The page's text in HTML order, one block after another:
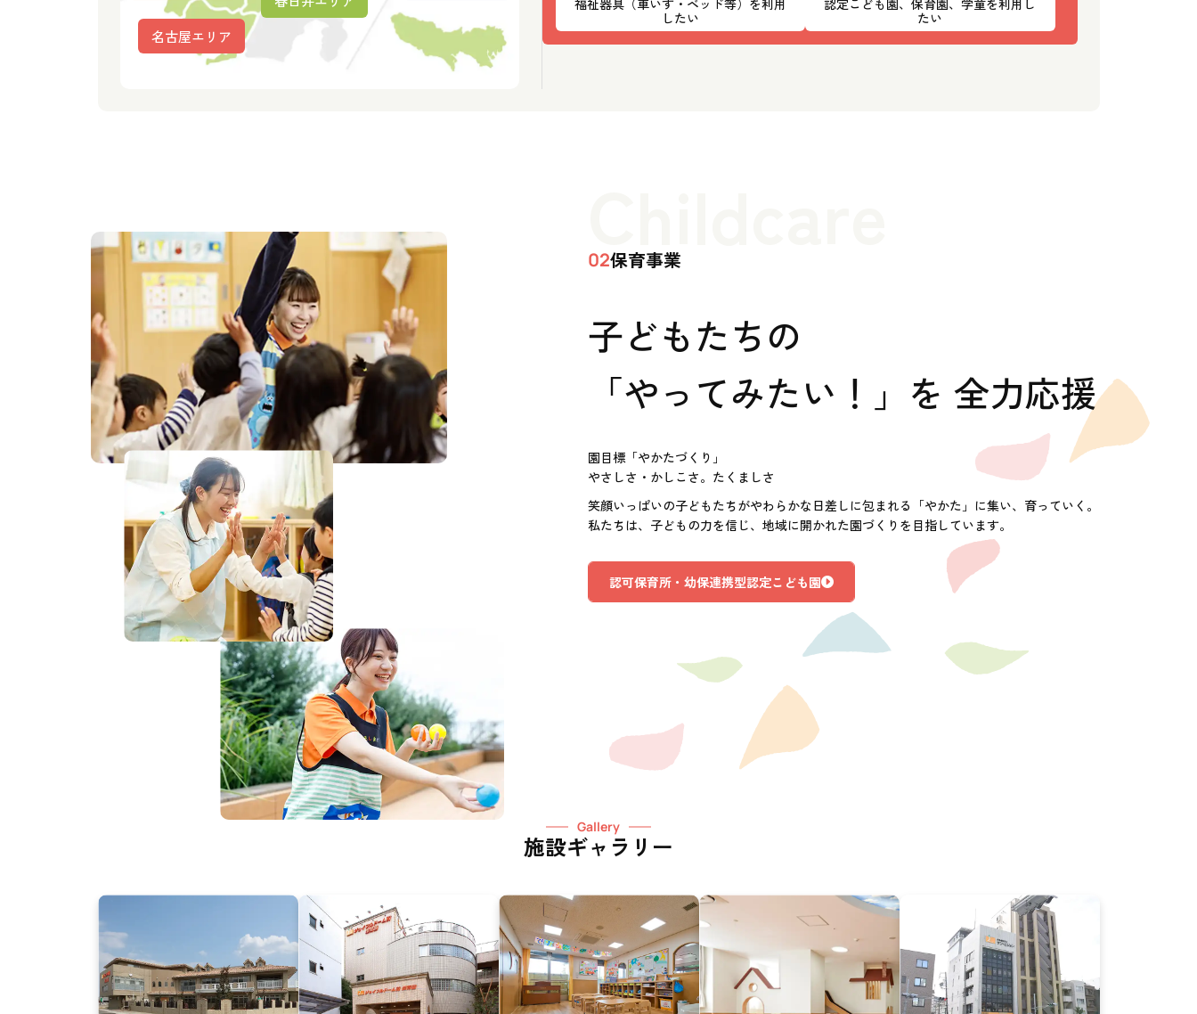
名古屋エリア
福祉器具（車いす・ベッド等）を利用
したい
認定こども園、保育園、学童を利用し
たい
02保育事業
子どもたちの
「やってみたい！」を 全力応援
園目標「やかたづくり」
やさしさ・かしこさ。たくましさ
笑顔いっぱいの子どもたちがやわらかな日差しに包まれる「やかた」に集い、育っていく。
私たちは、子どもの力を信じ、地域に開かれた園づくりを目指しています。
認可保育所・幼保連携型認定こども園
Gallery
施設ギャラリー